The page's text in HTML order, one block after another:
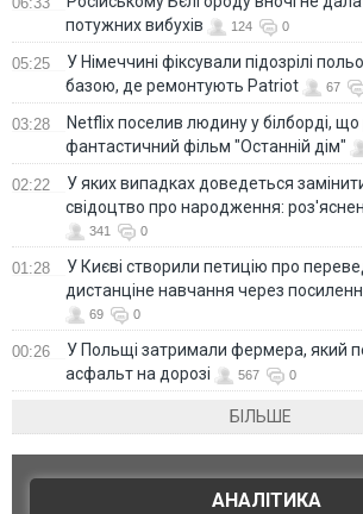
потужних вибухів
124 0
05:25
У Німеччині фіксували підозрілі
базою, де ремонтують Patriot
67
03:28
Netflix поселив людину у білборді,
фантастичний фільм "Останній дім"
02:22
У яких випадках доведеться
свідоцтво про народження:
341 0
01:28
У Києві створили петицію про
дистанціне навчання через
69 0
00:26
У Польщі затримали фермера, який
асфальт на дорозі
567 0
БІЛЬШЕ
АНАЛІТИКА